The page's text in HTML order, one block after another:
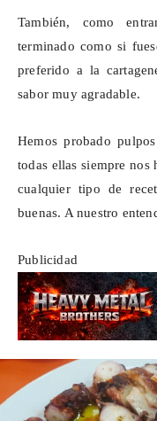
También, como
terminado como si
preferido a la
sabor muy agradable.
Hemos probado
todas ellas siempre nos
cualquier tipo de
buenas. A nuestro
Publicidad